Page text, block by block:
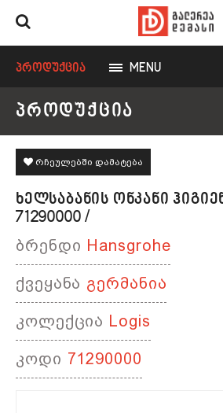
ᲞᲠᲝᲓᲣᲥᲪᲘᲐ MENU
ᲞᲠᲝᲓᲣᲥᲪᲘᲐ
რჩეულებში დამატება
ᲮᲔᲚᲡᲐᲑᲐᲜᲘᲡ ᲝᲜᲙᲐᲜᲘ
71290000 /
ბრენდი Hansgrohe
ქვეყანა გერმანია
კოლექცია Logis
კოდი 71290000